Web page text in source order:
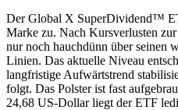
Der Global X SuperDividend™
Marke zu. Nach Kursverlusten
nur noch hauchdünn über seinen
Linien. Das aktuelle Niveau
langfristige Aufwärtstrend
folgt. Das Polster ist fast
24,68 US-Dollar liegt der ETF